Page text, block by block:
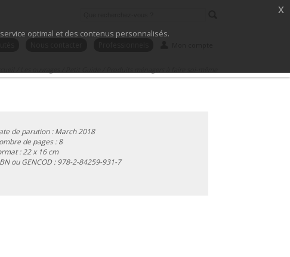
de parution : March 2018
de pages : 8
: 22 x 16 cm
ou GENCOD :978-2-84259-931-7
optimal et des contenus personnalisés.
x